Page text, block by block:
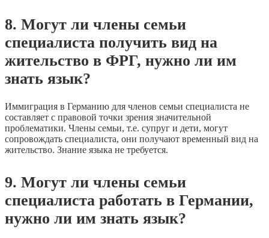
8. Могут ли члены семьи
специалиста получить вид на
жительство в ФРГ, нужно ли им
знать язык?
Иммиграция в Германию для членов семьи специалиста не
составляет с правовой точки зрения значительной
проблематики. Члены семьи, т.е. супруг и дети, могут
сопровождать специалиста, они получают временный вид на
жительство. Знание языка не требуется.
9. Могут ли члены семьи
специалиста работать в Германии,
нужно ли им знать язык?